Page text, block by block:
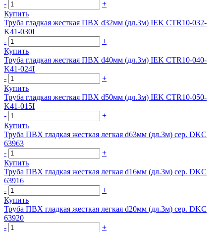
-
+
Купить
Труба гладкая жесткая ПВХ d32мм (дл.3м) IEK CTR10-032-
K41-030I
-
+
Купить
Труба гладкая жесткая ПВХ d40мм (дл.3м) IEK CTR10-040-
K41-024I
-
+
Купить
Труба гладкая жесткая ПВХ d50мм (дл.3м) IEK CTR10-050-
K41-015I
-
+
Купить
Труба ПВХ гладкая жесткая легкая d63мм (дл.3м) сер. DKC
63963
-
+
Купить
Труба ПВХ гладкая жесткая легкая d16мм (дл.3м) сер. DKC
63916
-
+
Купить
Труба ПВХ гладкая жесткая легкая d20мм (дл.3м) сер. DKC
63920
-
+